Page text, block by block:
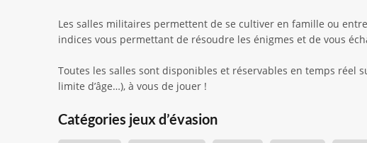
Les salles militaires permettent de se cultiver en famille ou
indices vous permettant de résoudre les énigmes et de vous
Toutes les salles sont disponibles et réservables en temps réel
limite d’âge…), à vous de jouer !
Catégories jeux d’évasion